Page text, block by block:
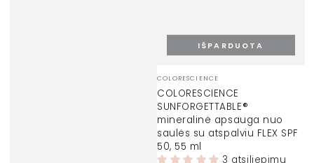
Prekinis
ženklas:
COLORESCIENCE
COLORESCIENCE
SUNFORGETTABLE®
mineralinė apsauga nuo
saulės su atspalviu FLEX SPF
50, 55 ml
3 atsiliepimų
IŠPARDUOTA